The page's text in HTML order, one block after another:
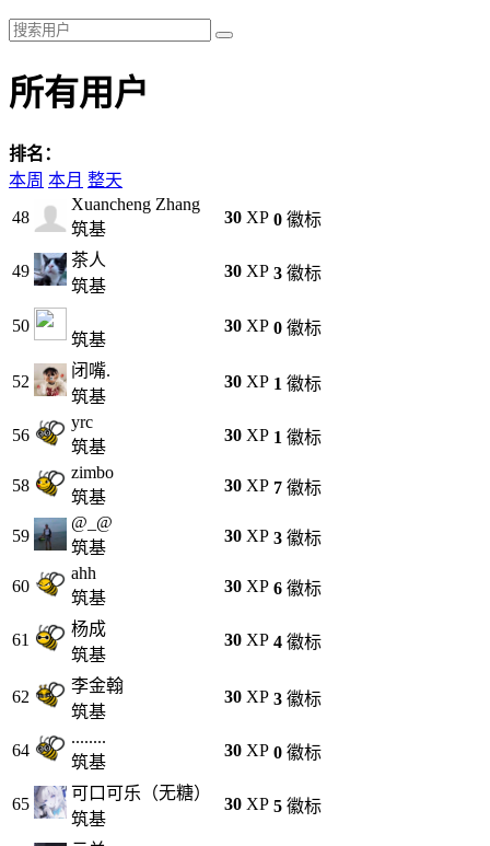
所有用户
排名：
本周 本月 整天
48
Xuancheng Zhang
筑基
30 XP 0 徽标
49
茶人
筑基
30 XP 3 徽标
50
筑基
30 XP 0 徽标
52
闭嘴.
筑基
30 XP 1 徽标
56
yrc
筑基
30 XP 1 徽标
58
zimbo
筑基
30 XP 7 徽标
59
@_@
筑基
30 XP 3 徽标
60
ahh
筑基
30 XP 6 徽标
61
杨成
筑基
30 XP 4 徽标
62
李金翰
筑基
30 XP 3 徽标
64
........
筑基
30 XP 0 徽标
65
可口可乐（无糖）
筑基
30 XP 5 徽标